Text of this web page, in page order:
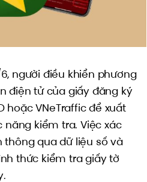
người điều khiển phương
điện tử của giấy đăng ký
hoặc VNeTraffic để xuất
kiểm tra. Việc xác
qua dữ liệu số và
thức kiểm tra giấy tờ